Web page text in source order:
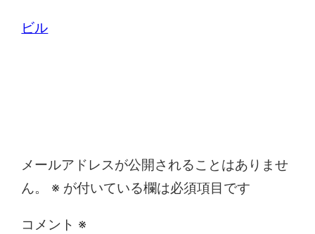
ビル
メールアドレスが公開されることはありませ
ん。
※ が付いている欄は必須項目です
コメント ※